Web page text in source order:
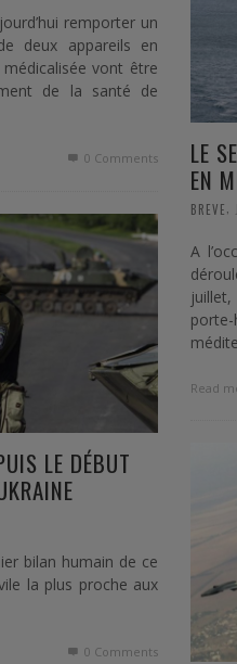
remporter un
deux appareils en
vont être
de la santé de
0 Comments
LE
EN
BREVE
A
Read
LE DÉBUT
bilan humain de ce
la plus proche aux
0 Comments